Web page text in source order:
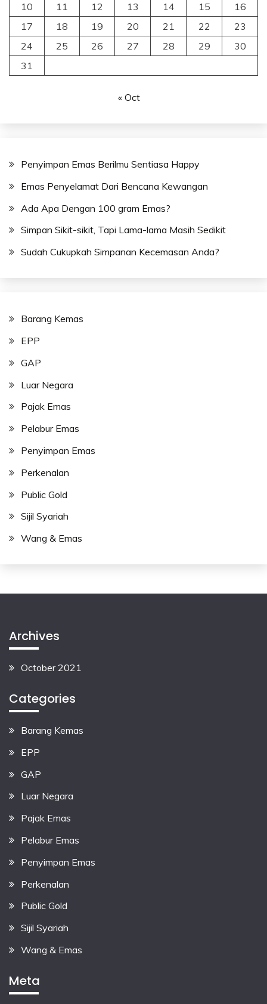
10
11 12 13 14 15
16
17
18 19 20 21 22
23
24
25 26 27 28 29
30
31
« Oct
Penyimpan Emas Berilmu Sentiasa Happy
Emas Penyelamat Dari Bencana Kewangan
Ada Apa Dengan 100 gram Emas?
Simpan Sikit-sikit, Tapi Lama-lama Masih Sedikit
Sudah Cukupkah Simpanan Kecemasan Anda?
Barang Kemas
EPP
GAP
Luar Negara
Pajak Emas
Pelabur Emas
Penyimpan Emas
Perkenalan
Public Gold
Sijil Syariah
Wang & Emas
Archives
October 2021
Categories
Barang Kemas
EPP
GAP
Luar Negara
Pajak Emas
Pelabur Emas
Penyimpan Emas
Perkenalan
Public Gold
Sijil Syariah
Wang & Emas
Meta